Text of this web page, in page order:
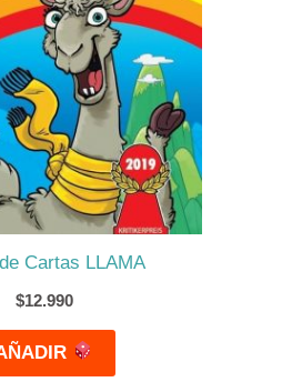
Cartas LLAMA
$12.990